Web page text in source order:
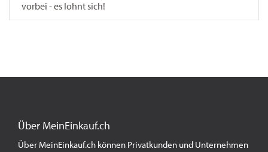
vorbei - es lohnt sich!
Über MeinEinkauf.ch
Über MeinEinkauf.ch können Privatkunden und Unternehmen